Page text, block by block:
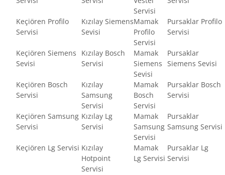
Servisi
Keçiören Profilo
Servisi
Kızılay Siemens
Sevisi
Mamak
Profilo
Servisi
Pursaklar Profilo
Servisi
Keçiören Siemens
Sevisi
Kızılay Bosch
Servisi
Mamak
Siemens
Sevisi
Pursaklar
Siemens Sevisi
Keçiören Bosch
Servisi
Kızılay
Samsung
Servisi
Mamak
Bosch
Servisi
Pursaklar Bosch
Servisi
Keçiören Samsung
Servisi
Kızılay Lg
Servisi
Mamak
Samsung
Servisi
Pursaklar
Samsung Servisi
Keçiören Lg Servisi Kızılay
Hotpoint
Servisi
Mamak
Lg Servisi
Pursaklar Lg
Servisi